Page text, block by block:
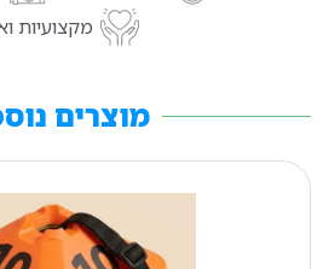
מקצועיות
מוצרים